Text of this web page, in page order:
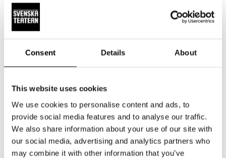
Consent Details About
This website uses cookies
We use cookies to personalise content and ads, to
provide social media features and to analyse our traffic.
We also share information about your use of our site with
our social media, advertising and analytics partners who
may combine it with other information that you’ve
Kundtjänst
Biljetter
Unga
Presentkort
Mat & dryck
Publikarbete
Textning
Frågor & svar
Platskarta
GRUPPER & FÖRETAG
Grupper & teaterombud
Pedagognätverk & skolgrupper
Företag
Guidning
OM SVENSKA TEATERN
Teaterns verksamhet
Ensemble
Historia
LOGGA IN
Norra esplanaden 2
må-fr kl. 9-16
09 616 211
info@svenskateatern.fi